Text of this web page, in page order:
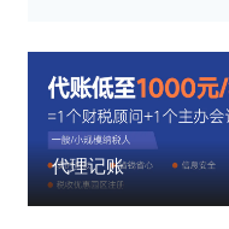
代理记账